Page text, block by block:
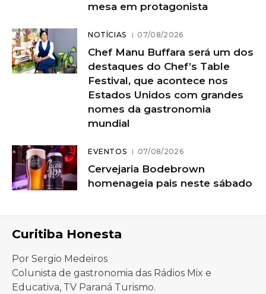
mesa em protagonista
NOTÍCIAS 07/08/2026
Chef Manu Buffara será um dos
destaques do Chef’s Table
Festival, que acontece nos
Estados Unidos com grandes
nomes da gastronomia
mundial
EVENTOS 07/08/2026
Cervejaria Bodebrown
homenageia pais neste sábado
Curitiba Honesta
Por Sergio Medeiros
Colunista de gastronomia das Rádios Mix e
Educativa, TV Paraná Turismo.